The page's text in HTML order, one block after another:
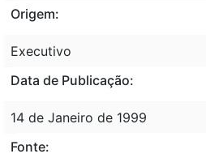
Origem:
Executivo
Data de Publicação:
14 de Janeiro de 1999
Fonte: